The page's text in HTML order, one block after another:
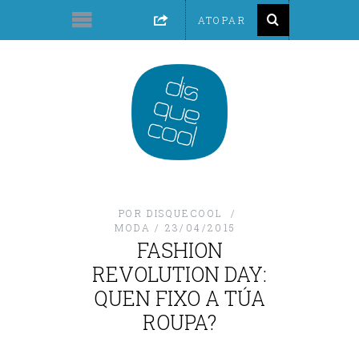
POR DISQUECOOL
MODA
23/04/2015
FASHION
REVOLUTION DAY:
QUEN FIXO A TÚA
ROUPA?